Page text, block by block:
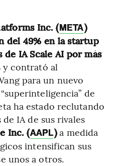
Inc. (META)
del 49% en la startup
IA Scale AI por más
y contrató al
para un nuevo
de
ha estado reclutando
IA de sus rivales
Inc. (AAPL)a medida
intensifican sus
unos a otros.